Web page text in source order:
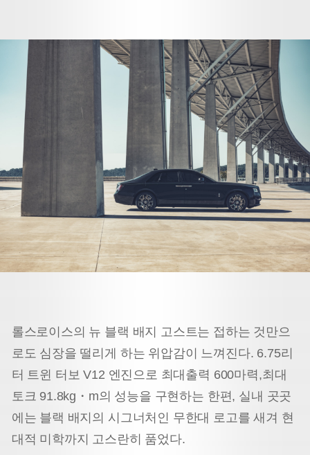
롤스로이스의 뉴 블랙 배지 고스트는 접하는 것만으
로도 심장을 떨리게 하는 위압감이 느껴진다. 6.75리
터 트윈 터보 V12 엔진으로 최대출력 600마력,최대
토크 91.8kg・m의 성능을 구현하는 한편, 실내 곳곳
에는 블랙 배지의 시그너처인 무한대 로고를 새겨 현
대적 미학까지 고스란히 품었다.